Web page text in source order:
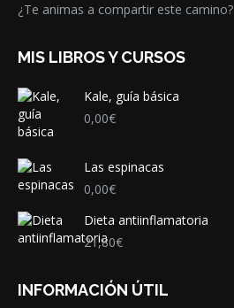
¿Te animas a compartir este camino?
MIS LIBROS Y CURSOS
Kale, guía básica
0,00€
Las espinacas
0,00€
Dieta antiinflamatoria
21,80€
INFORMACIÓN ÚTIL